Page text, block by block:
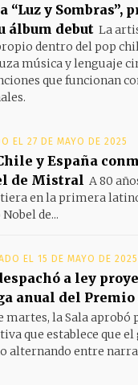
“Luz y Sombras”,
álbum debut La
dentro del pop
música y lenguaje
que funcionan
EL 27 DE MAYO DE 2025
y España
de Mistral A 80
en la primera
de...
EL 15 DE MAYO DE 2025
a ley
anual del
martes, la Sala aprobó
que establece que el
alternando entre